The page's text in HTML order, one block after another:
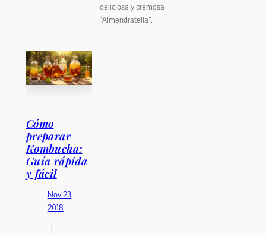
deliciosa y cremosa
“Almendratella”.
Cómo
preparar
Kombucha:
Guía rápida
y fácil
Nov 23,
2018
|